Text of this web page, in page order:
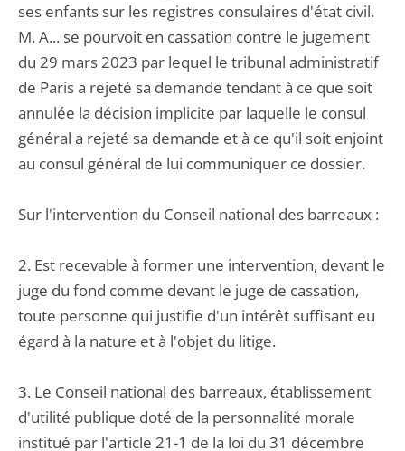
ses enfants sur les registres consulaires d'état civil.
M. A... se pourvoit en cassation contre le jugement
du 29 mars 2023 par lequel le tribunal administratif
de Paris a rejeté sa demande tendant à ce que soit
annulée la décision implicite par laquelle le consul
général a rejeté sa demande et à ce qu'il soit enjoint
au consul général de lui communiquer ce dossier.
Sur l'intervention du Conseil national des barreaux :
2. Est recevable à former une intervention, devant le
juge du fond comme devant le juge de cassation,
toute personne qui justifie d'un intérêt suffisant eu
égard à la nature et à l'objet du litige.
3. Le Conseil national des barreaux, établissement
d'utilité publique doté de la personnalité morale
institué par l'article 21-1 de la loi du 31 décembre